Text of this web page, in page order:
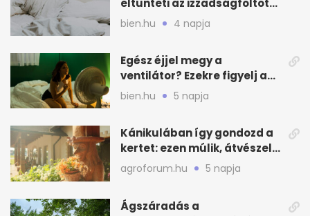
és a szagot a matracról
bien.hu 4 napja
Egész éjjel megy a
ventilátor? Ezekre figyelj a
hőségben alvásnál
bien.hu 5 napja
Kánikulában így gondozd a
kertet: ezen múlik, átvészeli-
e a hőséget
agroforum.hu 5 napja
Ágszáradás a